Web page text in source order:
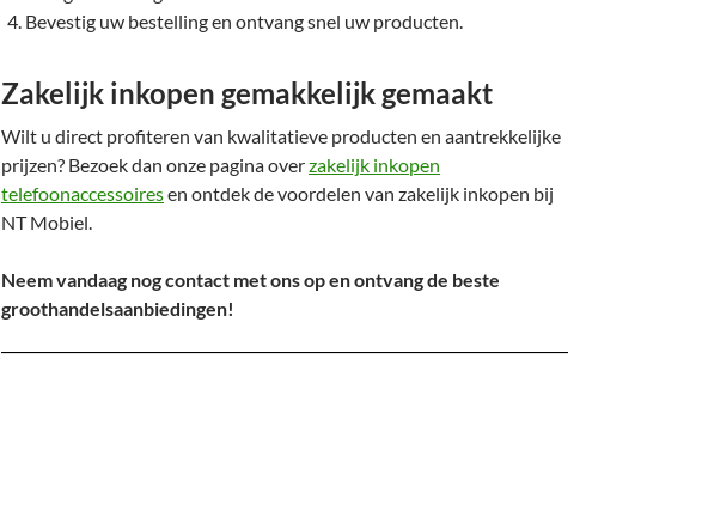
Bevestig uw bestelling en ontvang snel uw producten.
Zakelijk inkopen gemakkelijk gemaakt
Wilt u direct profiteren van kwalitatieve producten en aantrekkelijke
prijzen? Bezoek dan onze pagina overzakelijk inkopen
telefoonaccessoiresen ontdek de voordelen van zakelijk inkopen bij
NT Mobiel.
Neem vandaag nog contact met ons op en ontvang de beste
groothandelsaanbiedingen!